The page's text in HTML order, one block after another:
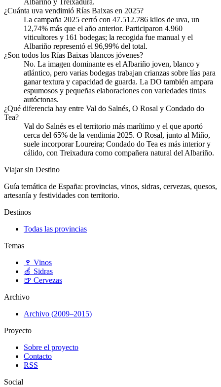
Albariño y Treixadura.
¿Cuánta uva vendimió Rías Baixas en 2025?
La campaña 2025 cerró con 47.512.786 kilos de uva, un
12,74% más que el año anterior. Participaron 4.960
viticultores y 161 bodegas; la recogida fue manual y el
Albariño representó el 96,99% del total.
¿Son todos los Rías Baixas blancos jóvenes?
No. La imagen dominante es el Albariño joven, blanco y
atlántico, pero varias bodegas trabajan crianzas sobre lías para
ganar textura y capacidad de guarda. La DO también ampara
espumosos y pequeñas elaboraciones con variedades tintas
autóctonas.
¿Qué diferencia hay entre Val do Salnés, O Rosal y Condado do
Tea?
Val do Salnés es el territorio más marítimo y el que aportó
cerca del 65% de la vendimia 2025. O Rosal, junto al Miño,
suele incorporar Loureira; Condado do Tea es más interior y
cálido, con Treixadura como compañera natural del Albariño.
Viajar sin Destino
Guía temática de España: provincias, vinos, sidras, cervezas, quesos,
artesanía y festividades con territorio.
Destinos
Todas las provincias
Temas
🍷 Vinos
🍎 Sidras
🍺 Cervezas
Archivo
Archivo (2009–2015)
Proyecto
Sobre el proyecto
Contacto
RSS
Social